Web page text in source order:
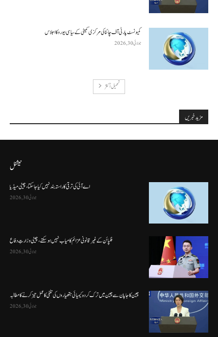
کمیونسٹ پارٹی آف چائنا کی مرکزی کمیٹی کے سیاسی بیورو کا اجلاس
جولائی 30, 2026
تحميل أكثر
مزید خبریں
نیشنل
اے آئی کی ترقی کا راستہ بند نہیں کیا جا سکتا، چینی میڈیا
جولائی 30, 2026
فلپائن کے غیر قانونی عزائم کامیاب نہیں ہو سکتے ، چینی وزارتِ دفاع
جولائی 30, 2026
چین کا جاپان سے چین میں ترک کردہ کیمیائی ہتھیاروں کی تلفی کا عمل تیز کرنے کا مطالبہ
جولائی 30, 2026